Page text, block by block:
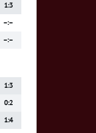
1:3
–:–
–:–
1:3
0:2
1:4